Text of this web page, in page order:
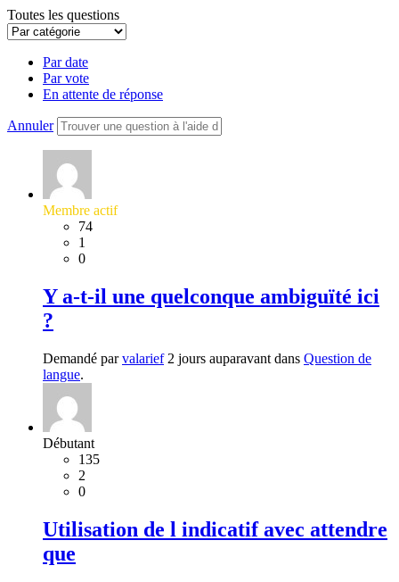
Toutes les questions
Par date
Par vote
En attente de réponse
Annuler
Membre actif
74
1
0
Y a-t-il une quelconque ambiguïté ici
?
Demandé parvalarief2 jours auparavant dans Question de
langue.
Débutant
135
2
0
Utilisation de l indicatif avec attendre
que